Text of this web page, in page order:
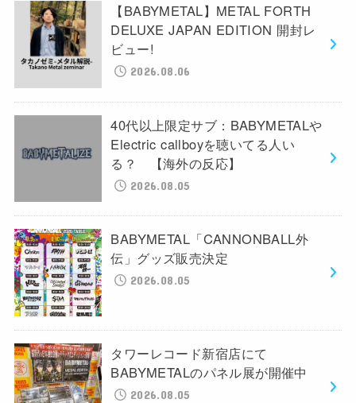
【BABYMETAL】METAL FORTH
DELUXE JAPAN EDITION 開封レ
ビュー!
2026.08.06
40代以上限定サブ：BABYMETALや
Electric callboyを聴いてる人い
る？ 【海外の反応】
2026.08.05
BABYMETAL「CANNONBALL外
伝」グッズ販売決定
2026.08.05
タワーレコード新宿店にて
BABYMETALのパネル展が開催中
2026.08.05